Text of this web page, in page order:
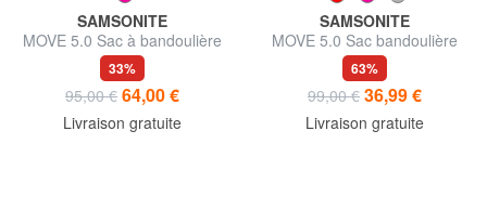
SAMSONITE
MOVE 5.0 Sac à bandoulière
33%
95,00 € 64,00 €
Livraison gratuite
SAMSONITE
MOVE 5.0 Sac bandoulière
souple
63%
99,00 € 36,99 €
Livraison gratuite